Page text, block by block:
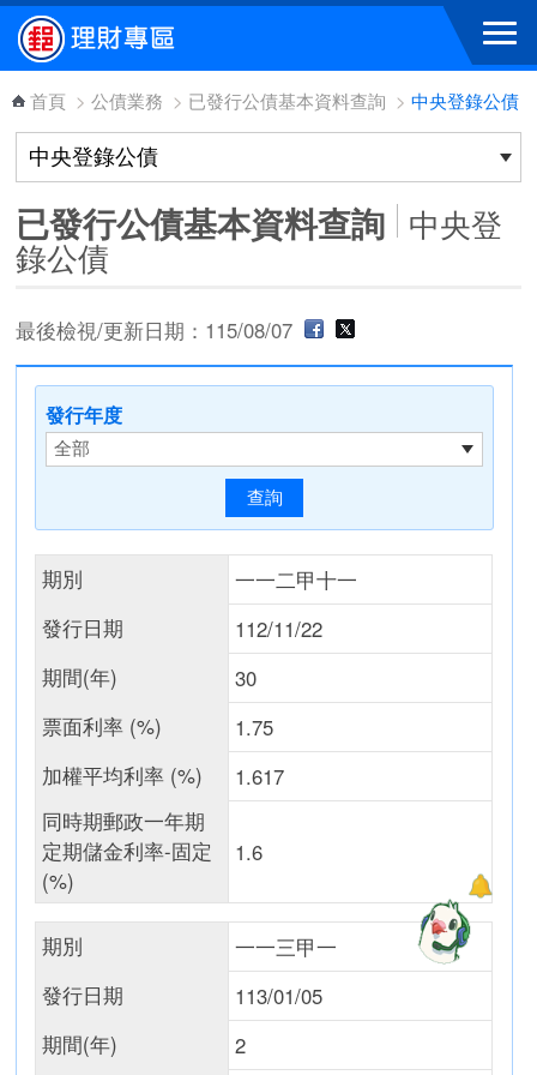
跳到主要內容區塊
首頁 > 公債業務 > 已發行公債基本資料查詢 > 中央登錄公債
已發行公債基本資料查詢 中央登
錄公債
最後檢視/更新日期：115/08/07
發行年度
期別
一一二甲十一
發行日期
112/11/22
期間(年)
30
票面利率 (%)
1.75
加權平均利率 (%)
1.617
同時期郵政一年期
定期儲金利率-固定
(%)
1.6
期別
一一三甲一
發行日期
113/01/05
期間(年)
2